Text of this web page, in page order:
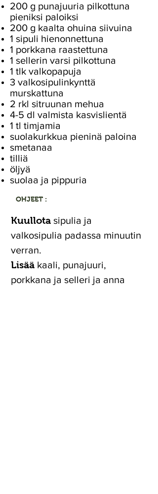
200 g punajuuria pilkottuna
pieniksi paloiksi
200 g kaalta ohuina siivuina
1 sipuli hienonnettuna
1 porkkana raastettuna
1 sellerin varsi pilkottuna
1 tlk valkopapuja
3 valkosipulinkynttä
murskattuna
2 rkl sitruunan mehua
4-5 dl valmista kasvislientä
1 tl timjamia
suolakurkkua pieninä paloina
smetanaa
tilliä
öljyä
suolaa ja pippuria
OHJEET :
Kuullota sipulia ja
valkosipulia padassa minuutin
verran.
Lisää kaali, punajuuri,
porkkana ja selleri ja anna